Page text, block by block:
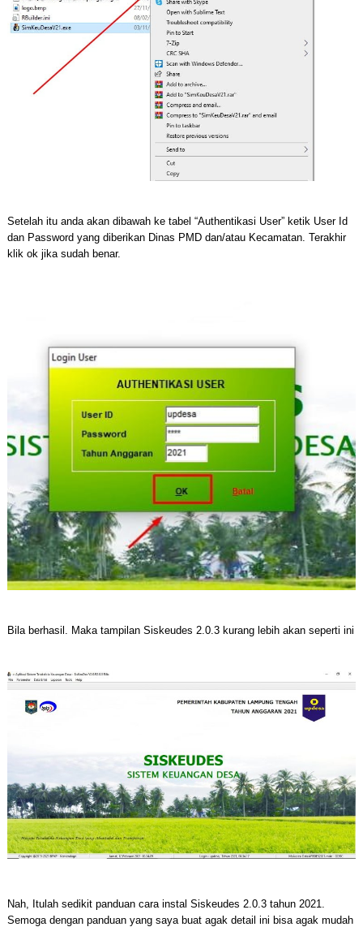
Setelah itu anda akan dibawah ke tabel “Authentikasi User” ketik User Id
dan Password yang diberikan Dinas PMD dan/atau Kecamatan. Terakhir
klik ok jika sudah benar.
Bila berhasil. Maka tampilan Siskeudes 2.0.3 kurang lebih akan seperti ini
Nah, Itulah sedikit panduan cara instal Siskeudes 2.0.3 tahun 2021.
Semoga dengan panduan yang saya buat agak detail ini bisa agak mudah